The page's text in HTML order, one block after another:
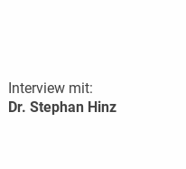
Interview mit:
Dr. Stephan Hinz